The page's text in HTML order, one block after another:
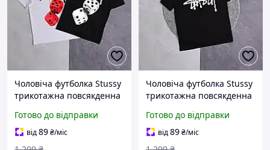
Чоловіча футболка Stussy
трикотажна повсякденна
Готово до відправки
від89₴/міс
Чоловіча футболка Stussy
трикотажна повсякденна
Готово до відправки
від89₴/міс